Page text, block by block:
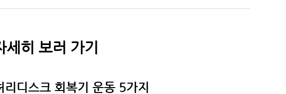
히 보러 가기
리디스크 회복기 운동 5가지